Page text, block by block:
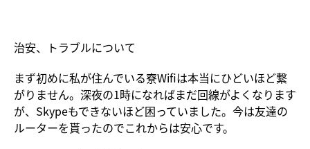
治安、トラブルについて
まず初めに私が住んでいる寮Wifiは本当にひどいほど繋
がりません。深夜の1時になればまだ回線がよくなります
が、Skypeもできないほど困っていました。今は友達の
ルーターを貰ったのでこれからは安心です。